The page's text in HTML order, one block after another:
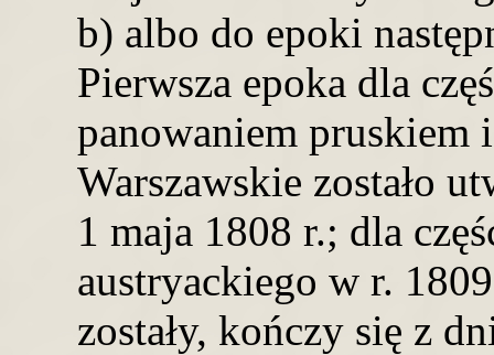
b) albo do epoki
Pierwsza epoka dla
panowaniem
Warszawskie zostało
1 maja 1808 r.; dla
austryackiego w r.
zostały, kończy się z